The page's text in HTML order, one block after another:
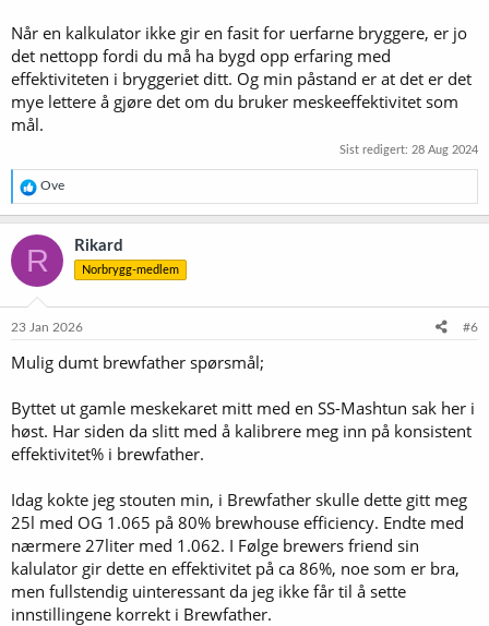
Når en kalkulator ikke gir en fasit for uerfarne bryggere, er jo
det nettopp fordi du må ha bygd opp erfaring med
effektiviteten i bryggeriet ditt. Og min påstand er at det er det
mye lettere å gjøre det om du bruker meskeeffektivitet som
mål.
Sist redigert: 28 Aug 2024
R
e
a
k
s
j
o
e
:
Ove
R Rikard
Norbrygg-medlem
23 Jan 2026 #6
Mulig dumt brewfather spørsmål;
Byttet ut gamle meskekaret mitt med en SS-Mashtun sak her i
høst. Har siden da slitt med å kalibrere meg inn på konsistent
effektivitet% i brewfather.
Idag kokte jeg stouten min, i Brewfather skulle dette gitt meg
25l med OG 1.065 på 80% brewhouse efficiency. Endte med
nærmere 27liter med 1.062. I Følge brewers friend sin
kalulator gir dette en effektivitet på ca 86%, noe som er bra,
men fullstendig uinteressant da jeg ikke får til å sette
innstillingene korrekt i Brewfather.